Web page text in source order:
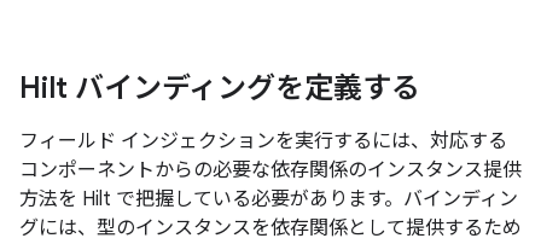
Hilt バインディングを定義する
フィールド インジェクションを実行するには、対応する
コンポーネントからの必要な依存関係のインスタンス提供
方法を Hilt で把握している必要があります。バインディン
グには、型のインスタンスを依存関係として提供するため